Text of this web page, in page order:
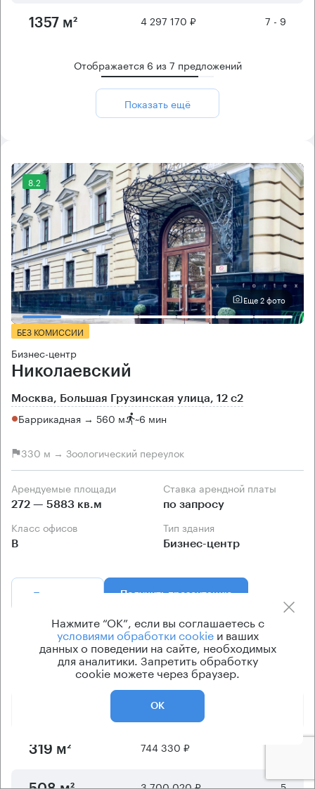
1357 м² 4 297 170 ₽ 7 - 9
Отображается 6 из7 предложений
Показать ещё
8.2
Еще 2 фото
БЕЗ КОМИССИИ
Бизнес-центр
Николаевский
Москва, Большая Грузинская улица, 12 с2
Баррикадная → 560 м ~6 мин
330 м → Зоологический переулок
Арендуемые площади
272 — 5883 кв.м
Ставка арендной платы
по запросу
Класс офисов
B
Тип здания
Бизнес-центр
Позвонить Получить презентацию
Предложения по аренде в этом здании:
Арендная плата
2 000 020 ₽
319 м² 744 330 ₽
3 700 020 ₽ 5
Нажмите “ОК”, если вы соглашаетесь с
условиями обработки cookieи ваших
данных о поведении на сайте, необходимых
для аналитики. Запретить обработку
cookie можете через браузер.
ОК